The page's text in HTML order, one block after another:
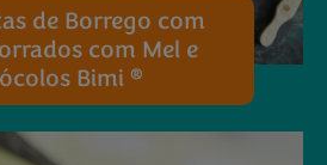
de Borrego com
com Mel e
Bimi ®